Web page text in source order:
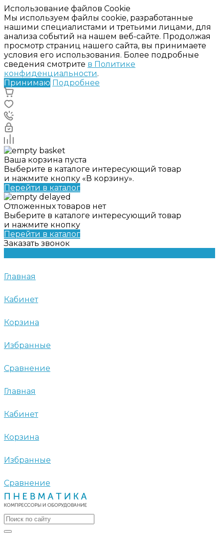
Использование файлов Cookie
Мы используем файлы cookie, разработанные
нашими специалистами и третьими лицами, для
анализа событий на нашем веб-сайте. Продолжая
просмотр страниц нашего сайта, вы принимаете
условия его использования. Более подробные
сведения смотрите в Политике
конфиденциальности.
Принимаю Подробнее
Ваша корзина пуста
Выберите в каталоге интересующий товар
и нажмите кнопку «В корзину».
Перейти в каталог
Отложенных товаров нет
Выберите в каталоге интересующий товар
и нажмите кнопку
Перейти в каталог
Заказать звонок
Главная
Кабинет
Корзина
Избранные
Сравнение
Главная
Кабинет
Корзина
Избранные
Сравнение